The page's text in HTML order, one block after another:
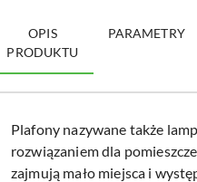
OPIS
PRODUKTU
PARAMETRY
Plafony nazywane także
rozwiązaniem dla
zajmują mało miejsca i